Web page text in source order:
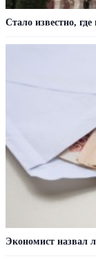
Стало известно,
Экономист назвал